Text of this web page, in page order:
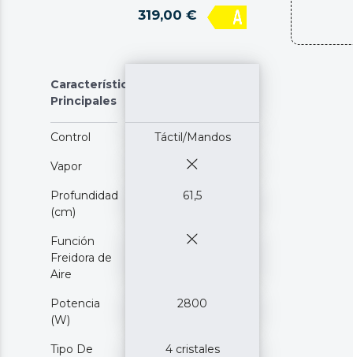
319,00 €
Características
Principales
Control Táctil/Mandos
Vapor
Profundidad
(cm)
61,5
Función
Freidora de
Aire
Potencia
(W)
2800
Tipo De
4 cristales